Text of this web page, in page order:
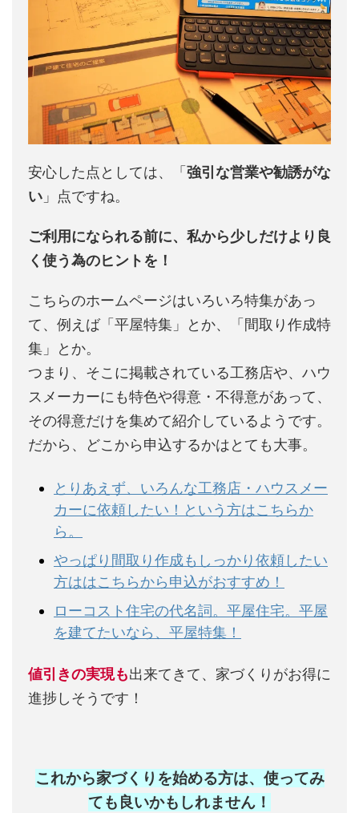
安心した点としては、「 強引な営業や勧誘がな
い 」点ですね。
ご利用になられる前に、私から少しだけより良
く使う為のヒントを！
こちらのホームページはいろいろ特集があっ
て、例えば「平屋特集」とか、「間取り作成特
集」とか。
つまり、そこに掲載されている工務店や、ハウ
スメーカーにも特色や得意・不得意があって、
その得意だけを集めて紹介しているようです。
だから、どこから申込するかはとても大事。
とりあえず、いろんな工務店・ハウスメー
カーに依頼したい！という方はこちらか
ら。
やっぱり間取り作成もしっかり依頼したい
方ははこちらから申込がおすすめ！
ローコスト住宅の代名詞。平屋住宅。平屋
を建てたいなら、平屋特集！
値引きの実現も出来てきて、家づくりがお得に
進捗しそうです！
これから家づくりを始める方は、使ってみ
ても良いかもしれません ！